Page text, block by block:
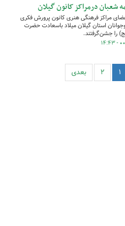
شعبان درمراکز کانون گیلان
مراکز فرهنگی هنری کانون پرورش فکری
استان گیلان میلاد باسعادت حضرت
را جشن‌گرفتند.
۱ ۲ بعدی